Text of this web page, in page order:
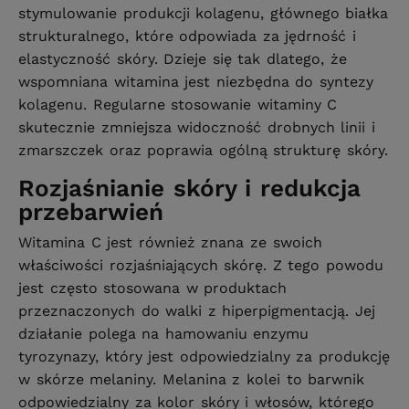
stymulowanie produkcji kolagenu, głównego białka
strukturalnego, które odpowiada za jędrność i
elastyczność skóry. Dzieje się tak dlatego, że
wspomniana witamina jest niezbędna do syntezy
kolagenu. Regularne stosowanie witaminy C
skutecznie zmniejsza widoczność drobnych linii i
zmarszczek oraz poprawia ogólną strukturę skóry.
Rozjaśnianie skóry i redukcja
przebarwień
Witamina C jest również znana ze swoich
właściwości rozjaśniających skórę. Z tego powodu
jest często stosowana w produktach
przeznaczonych do walki z hiperpigmentacją. Jej
działanie polega na hamowaniu enzymu
tyrozynazy, który jest odpowiedzialny za produkcję
w skórze melaniny. Melanina z kolei to barwnik
odpowiedzialny za kolor skóry i włosów, którego